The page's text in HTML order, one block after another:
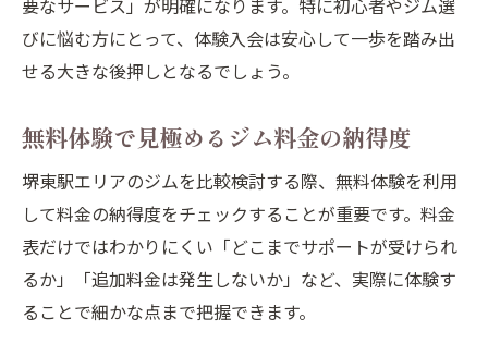
要なサービス」が明確になります。特に初心者やジム選
びに悩む方にとって、体験入会は安心して一歩を踏み出
せる大きな後押しとなるでしょう。
無料体験で見極めるジム料金の納得度
堺東駅エリアのジムを比較検討する際、無料体験を利用
して料金の納得度をチェックすることが重要です。料金
表だけではわかりにくい「どこまでサポートが受けられ
るか」「追加料金は発生しないか」など、実際に体験す
ることで細かな点まで把握できます。